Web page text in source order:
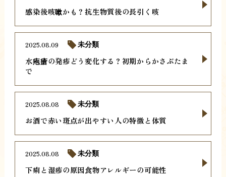
感染後咳嗽かも？抗生物質後の長引く咳
水疱瘡の発疹どう変化する？初期からかさぶたま
で
2025.08.09 未分類
お酒で赤い斑点が出やすい人の特徴と体質
2025.08.08 未分類
下痢と湿疹の原因食物アレルギーの可能性
2025.08.08 未分類